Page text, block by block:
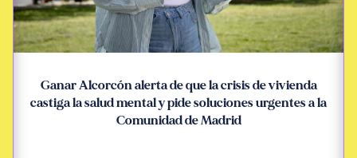
Ganar Alcorcón alerta de que la crisis de vivienda
castiga la salud mental y pide soluciones urgentes a la
Comunidad de Madrid